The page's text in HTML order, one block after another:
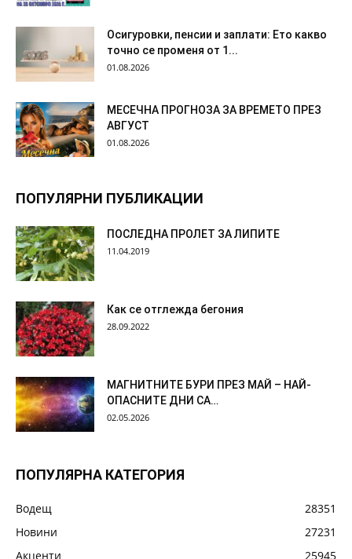
Осигуровки, пенсии и заплати: Ето какво
точно се променя от 1...
01.08.2026
МЕСЕЧНА ПРОГНОЗА ЗА ВРЕМЕТО ПРЕЗ
АВГУСТ
01.08.2026
ПОПУЛЯРНИ ПУБЛИКАЦИИ
ПОСЛЕДНА ПРОЛЕТ ЗА ЛИПИТЕ
11.04.2019
Как се отглежда бегония
28.09.2022
МАГНИТНИТЕ БУРИ ПРЕЗ МАЙ – НАЙ-
ОПАСНИТЕ ДНИ СА…
02.05.2026
ПОПУЛЯРНА КАТЕГОРИЯ
Водещ
28351
Новини
27231
Акценти
25945